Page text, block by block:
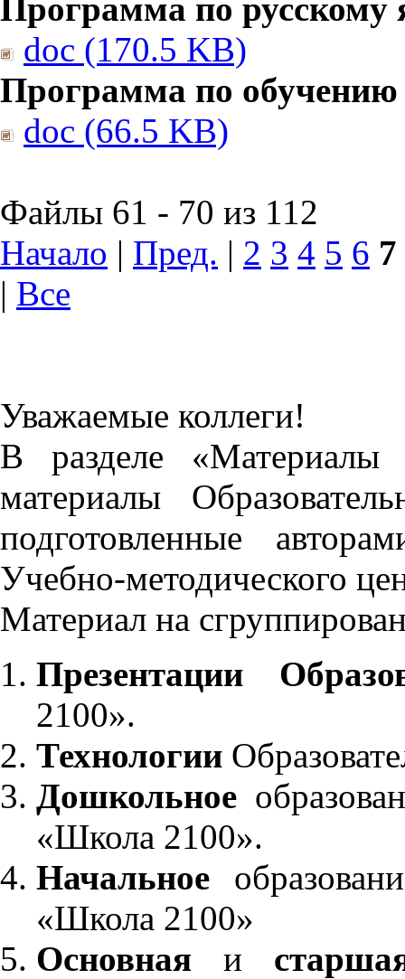
Программа по русскому
doc (170.5 KB)
Программа по обучению
doc (66.5 KB)
Файлы 61 - 70 из 112
Начало | Пред. | 2 3 4 5 6 7
| Все
Уважаемые коллеги!
В разделе «Материалы
материалы
подготовленные
Учебно-методического
Материал на
Презентации
2100».
Технологии
Дошкольное
«Школа 2100».
Начальное
«Школа 2100»
Основнаяи